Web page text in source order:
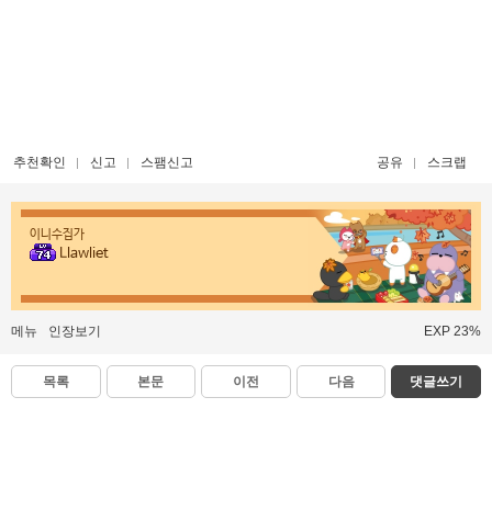
추천확인 신고 스팸신고 공유 스크랩
이니수집가
Llawliet
메뉴 인장보기 EXP 23%
목록 본문 이전 다음 댓글쓰기